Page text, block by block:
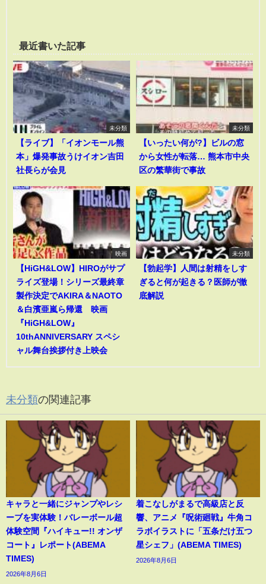
最近書いた記事
未分類
【ライブ】「イオンモール熊
本」爆発事故うけイオン吉田
社長らが会見
未分類
【いったい何が?】ビルの窓
から女性が転落… 熊本市中央
区の繁華街で事故
映画
【HiGH&LOW】HIROがサプ
ライズ登場！シリーズ最終章
製作決定でAKIRA＆NAOTO
＆白濱亜嵐ら帰還 映画
『HiGH&LOW』
10thANNIVERSARY スペシ
ャル舞台挨拶付き上映会
未分類
【勃起学】人間は射精をしす
ぎると何が起きる？医師が徹
底解説
未分類の関連記事
キャラと一緒にジャンプやレシ
ーブを実体験！バレーボール超
体験空間『ハイキュー!! オンザ
コート』レポート(ABEMA
TIMES)
2026年8月6日
着こなしがまるで高級店と反
響、アニメ『呪術廻戦』牛角コ
ラボイラストに「五条だけ五つ
星シェフ」(ABEMA TIMES)
2026年8月6日